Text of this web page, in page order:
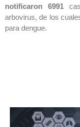
notificaron 6991
arbovirus, de los
para dengue.